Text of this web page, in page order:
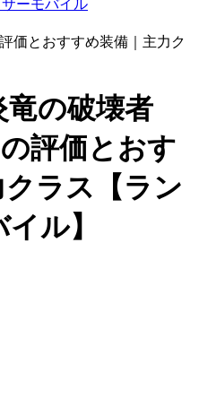
ーモバイル
価とおすすめ装備｜主力ク
竜の破壊者
評価とおす
ラス【ラン
ル】